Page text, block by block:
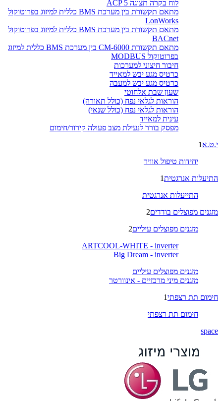
לוח בקרה תצוגה ACP 5
מתאם תקשורת בין מערכת BMS כללית למיזוג בפרוטוקול
LonWorks
מתאם תקשורת בין מערכת BMS כללית למיזוג בפרוטוקול
BACnet
מתאם תקשורת CM-6000 בין מערכת BMS כללית למיזוג
בפרוטוקול MODBUS
חיבור חיצוני למערכות
כרטיס מגע יבש למאייד
כרטיס מגע יבש למעבה
שעון שבת אלחוטי
הוראות לגלאי נפח (כולל תאורה)
הוראות לגלאי נפח (כולל שנאי)
עינית למאייד
מפסק בורר לנעילת מצב פעולה קירור/חימום
י.ט.א 1
יחידות טיפול אוויר
התיעלות אנרגטית1
התייעלות אנרגטית
מזגנים מפוצלים בודדים2
מזגנים מפוצלים עיליים2
ARTCOOL-WHITE - inverter
Big Dream - inverter
מזגנים מפוצלים עיליים
מזגנים מיני מרכזיים - אינוורטר
חימום תת רצפתי1
חימום תת רצפתי
space